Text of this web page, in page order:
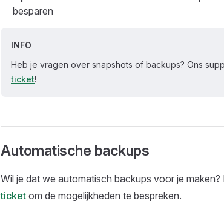
besparen
INFO
Heb je vragen over snapshots of backups? Ons
ticket!
Automatische backups
Wil je dat we automatisch backups voor je
ticket om de mogelijkheden te bespreken.